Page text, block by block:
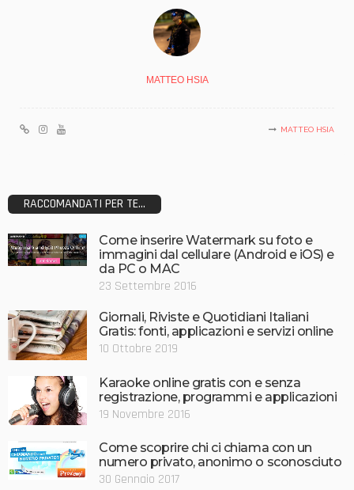
MATTEO HSIA
MATTEO HSIA
RACCOMANDATI PER TE...
Come inserire Watermark su foto e
immagini dal cellulare (Android e iOS) e
da PC o MAC
23 Settembre 2016
Giornali, Riviste e Quotidiani Italiani
Gratis: fonti, applicazioni e servizi online
10 Ottobre 2019
Karaoke online gratis con e senza
registrazione, programmi e applicazioni
19 Novembre 2016
Come scoprire chi ci chiama con un
numero privato, anonimo o sconosciuto
30 Gennaio 2017